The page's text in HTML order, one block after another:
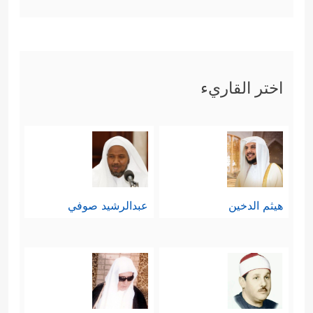
ثانيًا: أنه قتالٌ بلا عدوان
لَا یُحِبُّ ٱلۡمُعۡتَدِینَ﴾
لا تعتدوا ابتداء، ولا
تعتدوا في مجاوزة الحق في الردِّ
﴿فَٱعۡتَدُواْ عَلَیۡهِ بِمِثۡلِ مَا ٱعۡتَدَىٰ عَلَیۡكُمۡ﴾
العلاقة مع الآخرين، وإنما هو استثناء،
يؤكِّده أيضًا قوله تعالى:﴿ فَإِنِ ٱنتَهَوۡاْ فَإِنَّ ٱللَّهَ
اختر القاريء
هيثم الدخين عبدالرشيد صوفي